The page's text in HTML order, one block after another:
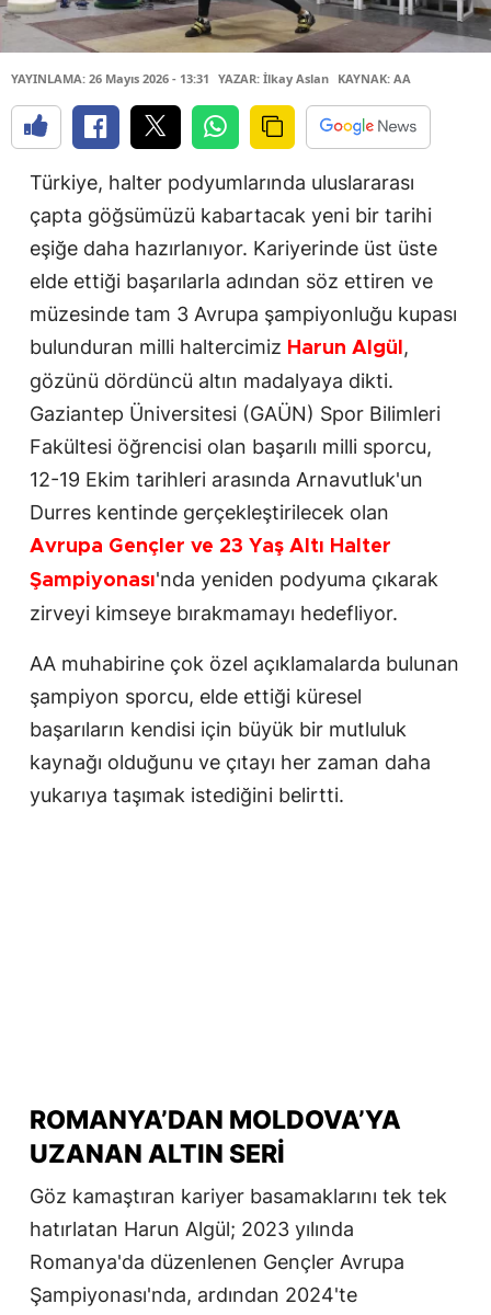
YAYINLAMA: 26 Mayıs 2026 - 13:31 YAZAR: İlkay Aslan KAYNAK: AA
Türkiye, halter podyumlarında uluslararası
çapta göğsümüzü kabartacak yeni bir tarihi
eşiğe daha hazırlanıyor. Kariyerinde üst üste
elde ettiği başarılarla adından söz ettiren ve
müzesinde tam 3 Avrupa şampiyonluğu kupası
bulunduran milli haltercimiz Harun Algül ,
gözünü dördüncü altın madalyaya dikti.
Gaziantep Üniversitesi (GAÜN) Spor Bilimleri
Fakültesi öğrencisi olan başarılı milli sporcu,
12-19 Ekim tarihleri arasında Arnavutluk'un
Durres kentinde gerçekleştirilecek olan
Avrupa Gençler ve 23 Yaş Altı Halter
Şampiyonası'nda yeniden podyuma çıkarak
zirveyi kimseye bırakmamayı hedefliyor.
AA muhabirine çok özel açıklamalarda bulunan
şampiyon sporcu, elde ettiği küresel
başarıların kendisi için büyük bir mutluluk
kaynağı olduğunu ve çıtayı her zaman daha
yukarıya taşımak istediğini belirtti.
ROMANYA’DAN MOLDOVA’YA
UZANAN ALTIN SERI
Göz kamaştıran kariyer basamaklarını tek tek
hatırlatan Harun Algül; 2023 yılında
Romanya'da düzenlenen Gençler Avrupa
Şampiyonası'nda, ardından 2024'te